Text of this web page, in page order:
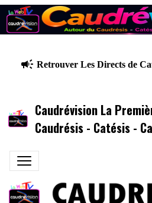
Retrouver Les Directs de
Caudrévision La
Caudrésis - Catésis -